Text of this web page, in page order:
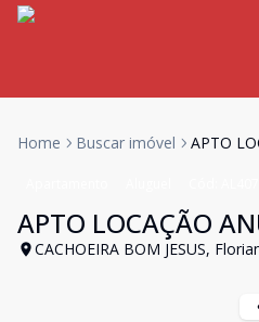
Home Buscar imóvel APTO
APTO LOCAÇÃO
CACHOEIRA BOM JESUS,